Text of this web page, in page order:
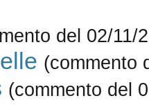
del 02/11/
(commento
(commento del